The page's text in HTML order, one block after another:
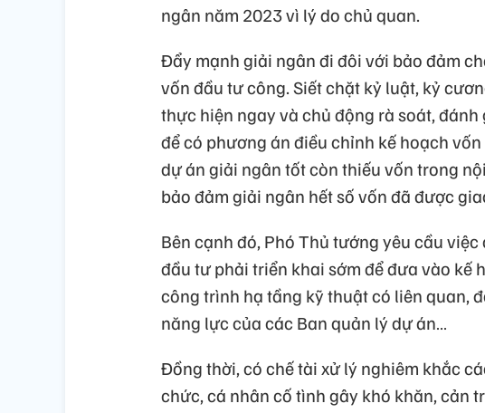
ngân năm 2023 vì lý do chủ quan.
Đẩy mạnh giải ngân đi đôi với bảo đảm
vốn đầu tư công. Siết chặt kỷ luật, kỷ
thực hiện ngay và chủ động rà soát,
để có phương án điều chỉnh kế hoạch
dự án giải ngân tốt còn thiếu vốn trong
bảo đảm giải ngân hết số vốn đã được
Bên cạnh đó, Phó Thủ tướng yêu cầu
đầu tư phải triển khai sớm để đưa vào kế
công trình hạ tầng kỹ thuật có liên quan,
năng lực của các Ban quản lý dự án…
Đồng thời, có chế tài xử lý nghiêm khắc
chức, cá nhân cố tình gây khó khăn, cản